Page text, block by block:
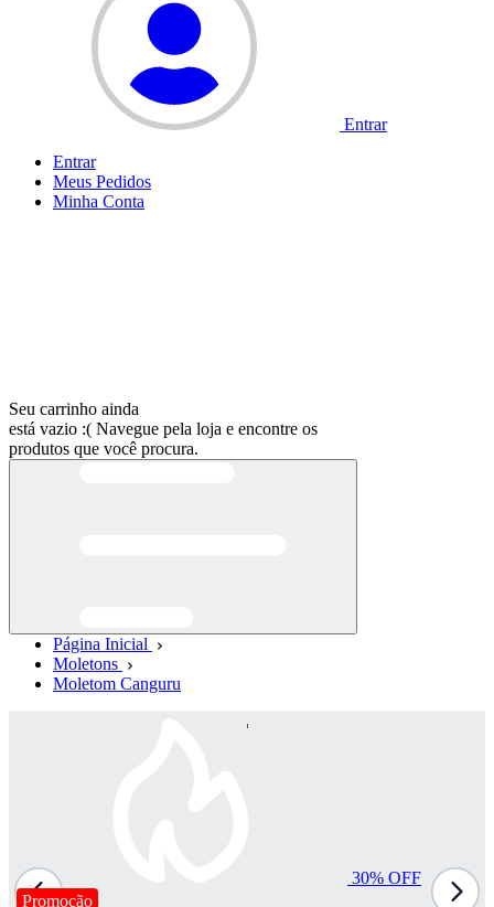
Entrar
Entrar
Meus Pedidos
Minha Conta
Seu carrinho ainda
está vazio :( Navegue pela loja e encontre os
produtos que você procura.
Página Inicial
Moletons
Moletom Canguru
30% OFF
Promoção